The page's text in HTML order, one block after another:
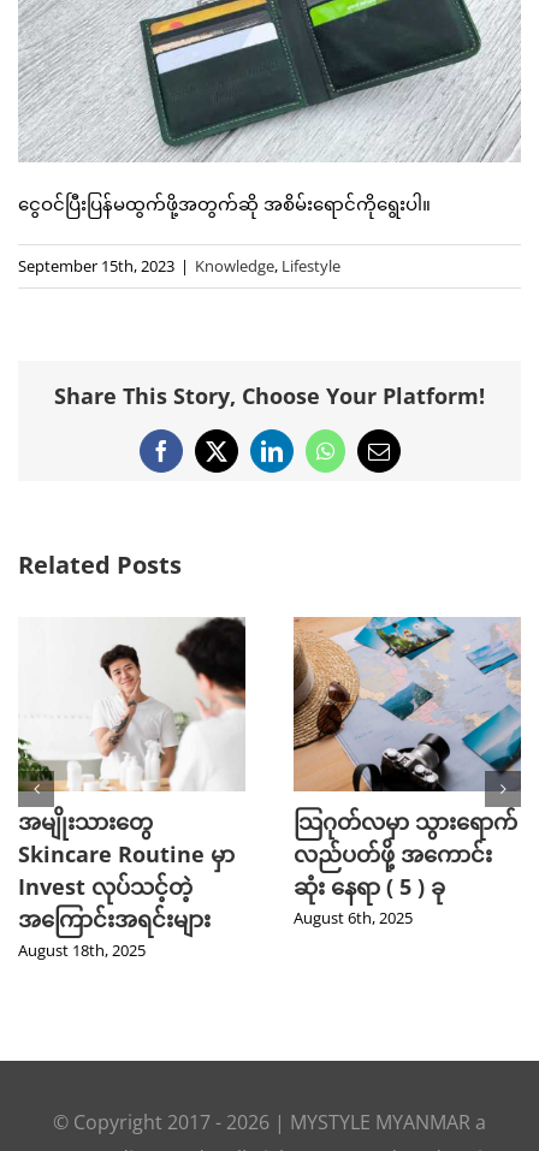
ငွေဝင်ပြီးပြန်မထွက်ဖို့အတွက်ဆို အစိမ်းရောင်ကိုရွေးပါ။
September 15th, 2023 | Knowledge, Lifestyle
Share This Story, Choose Your Platform!
Facebook
X LinkedInWhatsApp
Email
Related Posts
အမျိုးသားတွေ
Skincare Routine မှာ
Invest လုပ်သင့်တဲ့
အကြောင်းအရင်းများ
August 18th, 2025
သြဂုတ်လမှာ သွားရောက်
လည်ပတ်ဖို့ အကောင်း
ဆုံး နေရာ ( 5 ) ခု
August 6th, 2025
© Copyright 2017 - 2026 | MYSTYLE MYANMAR a